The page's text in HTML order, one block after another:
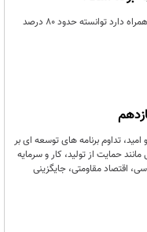
نرم افزار تلگرام علی رغم مخاطراتی که برای جامعه به همراه دارد توانسته حدود 80 درصد
تداوم برنامه های توسعه ای بر
حمایت از تولید، کار و سرمایه
اقتصاد مقاومتی، جایگزینی